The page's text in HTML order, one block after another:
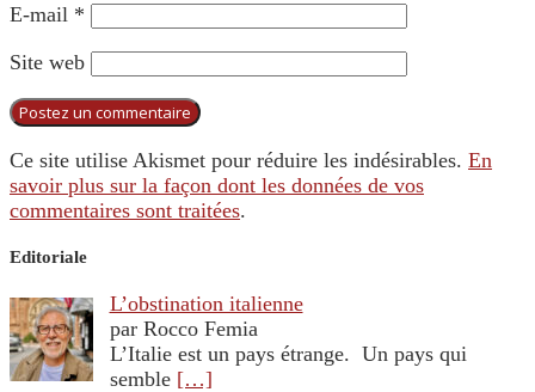
E-mail *
Site web
Ce site utilise Akismet pour réduire les indésirables. En
savoir plus sur la façon dont les données de vos
commentaires sont traitées.
Editoriale
L’obstination italienne
par Rocco Femia
L’Italie est un pays étrange. Un pays qui
semble […]